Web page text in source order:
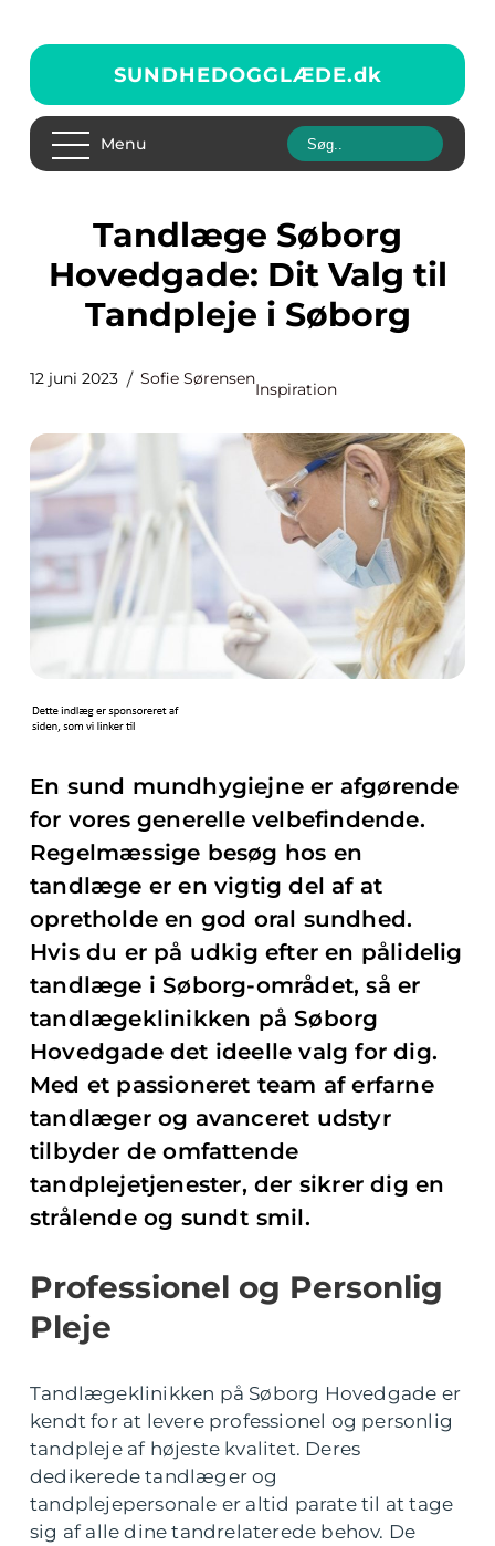
SUNDHEDOGGLÆDE.dk
Menu
Tandlæge Søborg
Hovedgade: Dit Valg til
Tandpleje i Søborg
12 juni 2023 Sofie Sørensen
Inspiration
En sund mundhygiejne er afgørende
for vores generelle velbefindende.
Regelmæssige besøg hos en
tandlæge er en vigtig del af at
opretholde en god oral sundhed.
Hvis du er på udkig efter en pålidelig
tandlæge i Søborg-området, så er
tandlægeklinikken på Søborg
Hovedgade det ideelle valg for dig.
Med et passioneret team af erfarne
tandlæger og avanceret udstyr
tilbyder de omfattende
tandplejetjenester, der sikrer dig en
strålende og sundt smil.
Professionel og Personlig
Pleje
Tandlægeklinikken på Søborg Hovedgade er
kendt for at levere professionel og personlig
tandpleje af højeste kvalitet. Deres
dedikerede tandlæger og
tandplejepersonale er altid parate til at tage
sig af alle dine tandrelaterede behov. De